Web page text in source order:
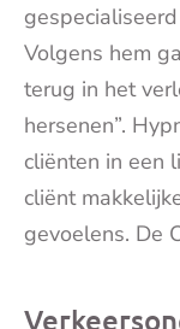
Volgens hem
terug in het
hersenen”.
cliënten in een
cliënt
gevoelens. De